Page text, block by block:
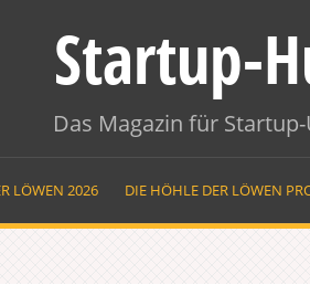
Startup-
Das Magazin für
LÖWEN 2026 DIE HÖHLE DER LÖWEN